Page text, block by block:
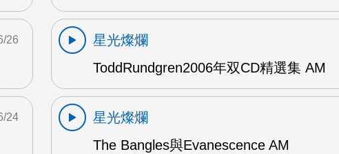
26
星光燦爛
ToddRundgren2006年双CD精選集 AM
24
星光燦爛
The Bangles與Evanescence AM